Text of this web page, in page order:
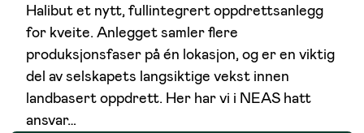
Halibut et nytt, fullintegrert oppdrettsanlegg
for kveite. Anlegget samler flere
produksjonsfaser på én lokasjon, og er en viktig
del av selskapets langsiktige vekst innen
landbasert oppdrett. Her har vi i NEAS hatt
ansvar…